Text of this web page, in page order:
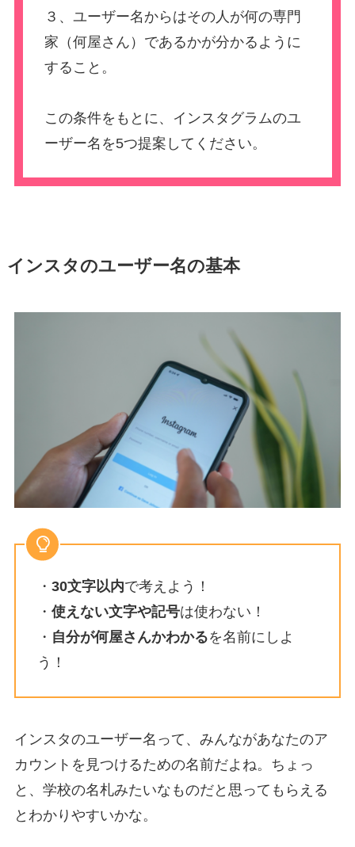
３、ユーザー名からはその人が何の専門
家（何屋さん）であるかが分かるように
すること。
この条件をもとに、インスタグラムのユ
ーザー名を5つ提案してください。
インスタのユーザー名の基本
・ 30文字以内で考えよう！
・ 使えない文字や記号は使わない！
・ 自分が何屋さんかわかるを名前にしよ
う！
インスタのユーザー名って、みんながあなたのア
カウントを見つけるための名前だよね。ちょっ
と、学校の名札みたいなものだと思ってもらえる
とわかりやすいかな。